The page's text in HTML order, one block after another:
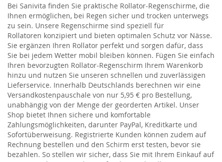
Bei Sanivita finden Sie praktische Rollator-Regenschirme, die
Ihnen ermöglichen, bei Regen sicher und trocken unterwegs
zu sein. Unsere Regenschirme sind speziell für
Rollatoren konzipiert und bieten optimalen Schutz vor Nässe.
Sie ergänzen Ihren Rollator perfekt und sorgen dafür, dass
Sie bei jedem Wetter mobil bleiben können. Fügen Sie einfach
Ihren bevorzugten Rollator-Regenschirm Ihrem Warenkorb
hinzu und nutzen Sie unseren schnellen und zuverlässigen
Lieferservice. Innerhalb Deutschlands berechnen wir eine
Versandkostenpauschale von nur 5,95 € pro Bestellung,
unabhängig von der Menge der georderten Artikel. Unser
Shop bietet Ihnen sichere und komfortable
Zahlungsmöglichkeiten, darunter PayPal, Kreditkarte und
Sofortüberweisung. Registrierte Kunden können zudem auf
Rechnung bestellen und den Schirm erst testen, bevor sie
bezahlen. So stellen wir sicher, dass Sie mit Ihrem Einkauf auf